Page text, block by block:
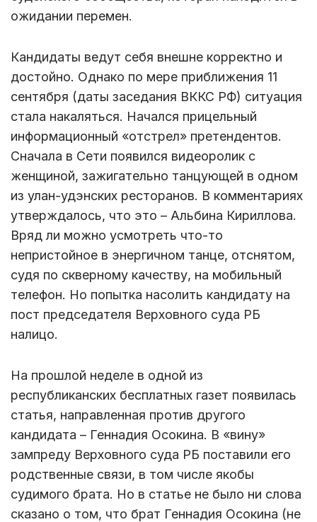
ожидании перемен.
Кандидаты ведут себя внешне корректно и
достойно. Однако по мере приближения 11
сентября (даты заседания ВККС РФ) ситуация
стала накаляться. Начался прицельный
информационный «отстрел» претендентов.
Сначала в Сети появился видеоролик с
женщиной, зажигательно танцующей в одном
из улан-удэнских ресторанов. В комментариях
утверждалось, что это – Альбина Кириллова.
Вряд ли можно усмотреть что-то
непристойное в энергичном танце, отснятом,
судя по скверному качеству, на мобильный
телефон. Но попытка насолить кандидату на
пост председателя Верховного суда РБ
налицо.
На прошлой неделе в одной из
республиканских бесплатных газет появилась
статья, направленная против другого
кандидата – Геннадия Осокина. В «вину»
зампреду Верховного суда РБ поставили его
родственные связи, в том числе якобы
судимого брата. Но в статье не было ни слова
сказано о том, что брат Геннадия Осокина (не